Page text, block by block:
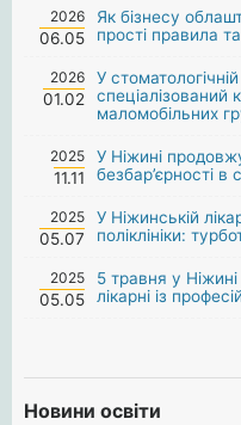
2026
06.05
Як бізнесу
прості правила
2026
01.02
У
спеціалізований
маломобільних
2025
11.11
У Ніжині
безбар’єрності в
2025
05.07
У Ніжинській
поліклініки:
2025
05.05
5 травня у
лікарні із
Новини освіти